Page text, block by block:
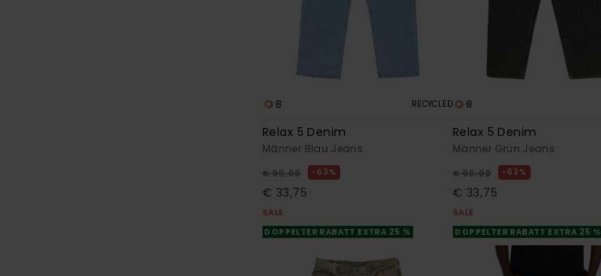
8 RECYCLED
Relax 5 Denim
Männer Blau Jeans
€ 90,00 63%
€ 33,75
SALE
DOPPELTER RABATT EXTRA 25 %
8
Relax 5 Denim
Männer Grün Jeans
€ 90,00 63%
€ 33,75
SALE
DOPPELTER RABATT EXTRA 25 %